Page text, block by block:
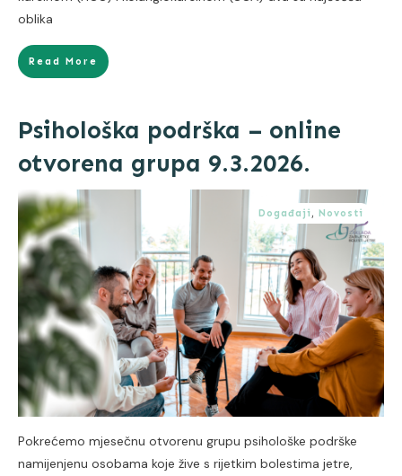
oblika
Read More
Psihološka podrška – online
otvorena grupa 9.3.2026.
Događaji, Novosti
Pokrećemo mjesečnu otvorenu grupu psihološke podrške
namijenjenu osobama koje žive s rijetkim bolestima jetre,